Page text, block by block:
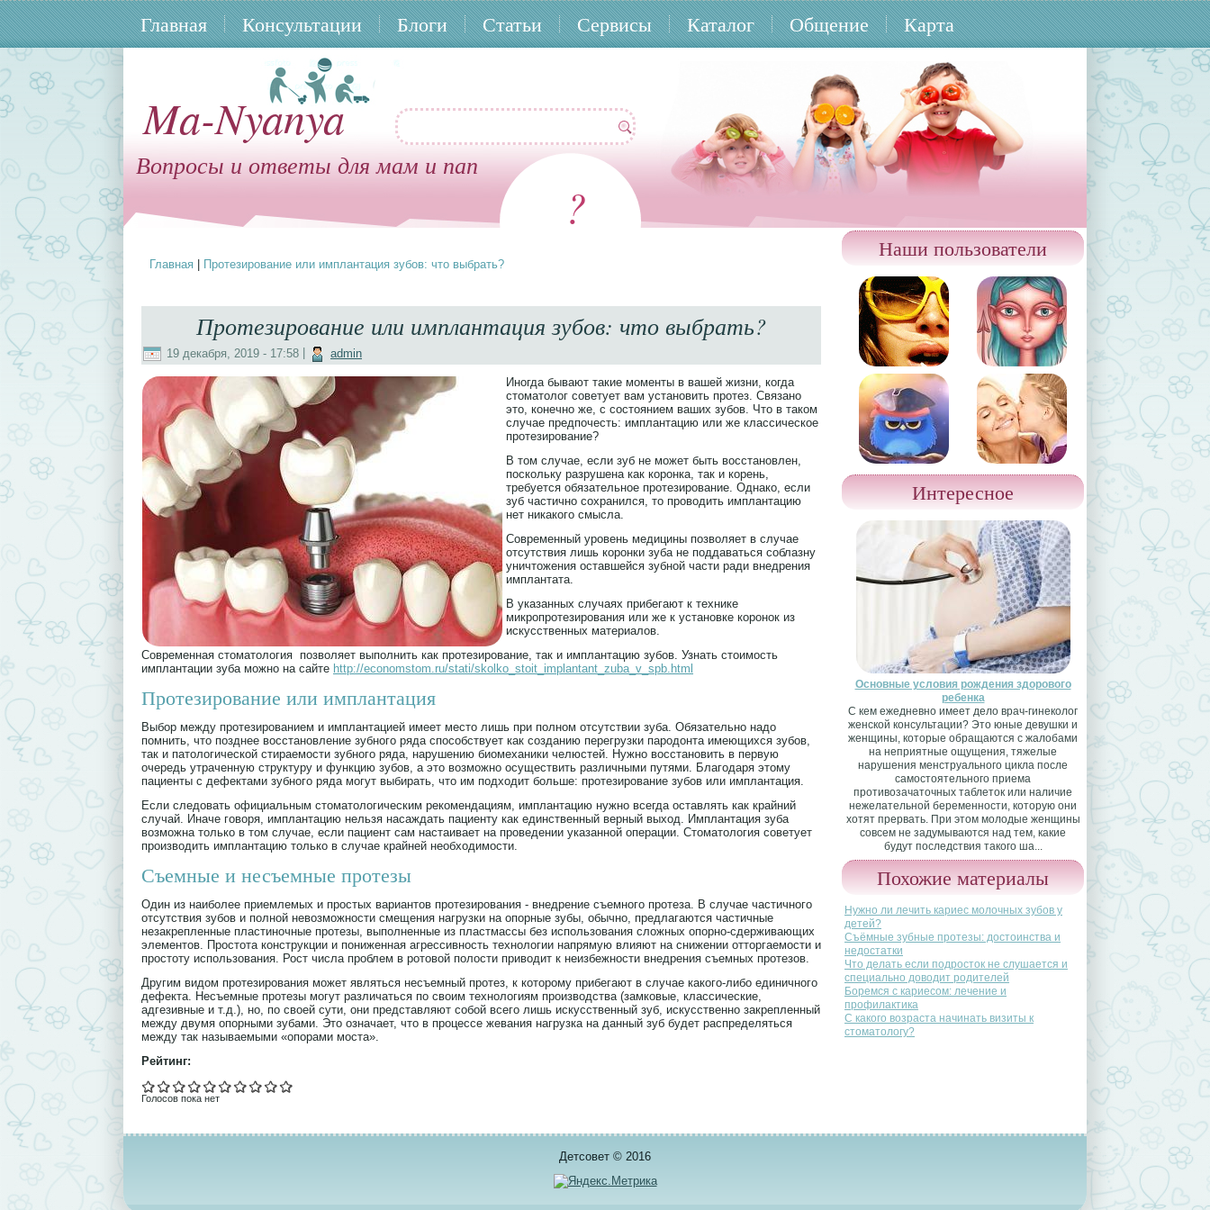
Главная Консультации Блоги Статьи Сервисы Каталог Общение Карта
?
Ma-Nyanya
Вопросы и ответы для мам и пап
Вы здесь
Главная Протезирование или имплантация зубов: что выбрать?
Протезирование или имплантация зубов: что выбрать?
19 декабря, 2019 - 17:58 admin
Иногда бывают такие моменты в вашей жизни, когда
стоматолог советует вам установить протез. Связано
это, конечно же, с состоянием ваших зубов. Что в таком
случае предпочесть: имплантацию или же классическое
протезирование?
В том случае, если зуб не может быть восстановлен,
поскольку разрушена как коронка, так и корень,
требуется обязательное протезирование. Однако, если
зуб частично сохранился, то проводить имплантацию
нет никакого смысла.
Современный уровень медицины позволяет в случае
отсутствия лишь коронки зуба не поддаваться соблазну
уничтожения оставшейся зубной части ради внедрения
имплантата.
В указанных случаях прибегают к технике
микропротезирования или же к установке коронок из
искусственных материалов.
Современная стоматология позволяет выполнить как протезирование, так и имплантацию зубов. Узнать стоимость
имплантации зуба можно на сайте http://economstom.ru/stati/skolko_stoit_implantant_zuba_v_spb.html
Протезирование или имплантация
Выбор между протезированием и имплантацией имеет место лишь при полном отсутствии зуба. Обязательно надо
помнить, что позднее восстановление зубного ряда способствует как созданию перегрузки пародонта имеющихся зубов,
так и патологической стираемости зубного ряда, нарушению биомеханики челюстей. Нужно восстановить в первую
очередь утраченную структуру и функцию зубов, а это возможно осуществить различными путями. Благодаря этому
пациенты с дефектами зубного ряда могут выбирать, что им подходит больше: протезирование зубов или имплантация.
Если следовать официальным стоматологическим рекомендациям, имплантацию нужно всегда оставлять как крайний
случай. Иначе говоря, имплантацию нельзя насаждать пациенту как единственный верный выход. Имплантация зуба
возможна только в том случае, если пациент сам настаивает на проведении указанной операции. Стоматология советует
производить имплантацию только в случае крайней необходимости.
Съемные и несъемные протезы
Один из наиболее приемлемых и простых вариантов протезирования - внедрение съемного протеза. В случае частичного
отсутствия зубов и полной невозможности смещения нагрузки на опорные зубы, обычно, предлагаются частичные
незакрепленные пластиночные протезы, выполненные из пластмассы без использования сложных опорно-сдерживающих
элементов. Простота конструкции и пониженная агрессивность технологии напрямую влияют на снижении отторгаемости и
простоту использования. Рост числа проблем в ротовой полости приводит к неизбежности внедрения съемных протезов.
Другим видом протезирования может являться несъемный протез, к которому прибегают в случае какого-либо единичного
дефекта. Несъемные протезы могут различаться по своим технологиям производства (замковые, классические,
адгезивные и т.д.), но, по своей сути, они представляют собой всего лишь искусственный зуб, искусственно закрепленный
между двумя опорными зубами. Это означает, что в процессе жевания нагрузка на данный зуб будет распределяться
между так называемыми «опорами моста».
Рейтинг:
Голосов пока нет
Наши пользователи
Интересное
Основные условия рождения здорового
ребенка
С кем ежедневно имеет дело врач-гинеколог
женской консультации? Это юные девушки и
женщины, которые обращаются с жалобами
на неприятные ощущения, тяжелые
нарушения менструального цикла после
самостоятельного приема
противозачаточных таблеток или наличие
нежелательной беременности, которую они
хотят прервать. При этом молодые женщины
совсем не задумываются над тем, какие
будут последствия такого ша...
Похожие материалы
Нужно ли лечить кариес молочных зубов у
детей?
Съёмные зубные протезы: достоинства и
недостатки
Что делать если подросток не слушается и
специально доводит родителей
Боремся с кариесом: лечение и
профилактика
С какого возраста начинать визиты к
стоматологу?
Детсовет © 2016